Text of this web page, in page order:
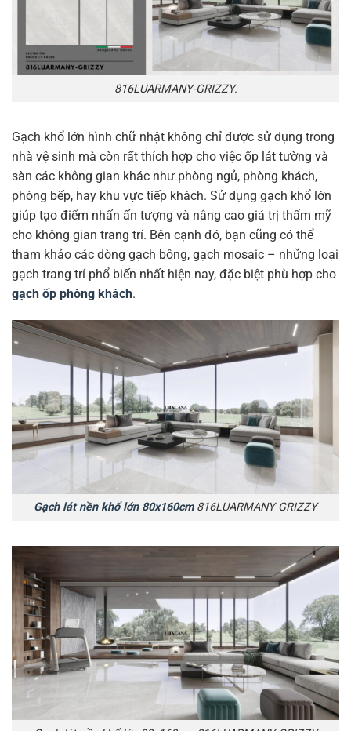
816LUARMANY-GRIZZY.
Gạch khổ lớn hình chữ nhật không chỉ được sử dụng trong
nhà vệ sinh mà còn rất thích hợp cho việc ốp lát tường và
sàn các không gian khác như phòng ngủ, phòng khách,
phòng bếp, hay khu vực tiếp khách. Sử dụng gạch khổ lớn
giúp tạo điểm nhấn ấn tượng và nâng cao giá trị thẩm mỹ
cho không gian trang trí. Bên cạnh đó, bạn cũng có thể
tham khảo các dòng gạch bông, gạch mosaic – những loại
gạch trang trí phổ biến nhất hiện nay, đặc biệt phù hợp cho
gạch ốp phòng khách.
Gạch lát nền khổ lớn 80x160cm816LUARMANY GRIZZY